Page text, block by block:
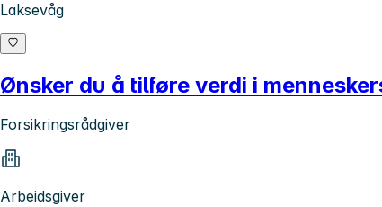
Laksevåg
Ønsker du å tilføre verdi i
Forsikringsrådgiver
Arbeidsgiver